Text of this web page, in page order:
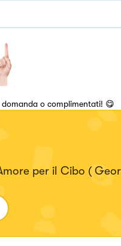
o complimentati! 😋
per il Cibo (